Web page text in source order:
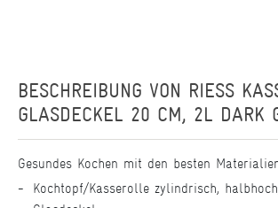
BESCHREIBUNG VON RIESS
GLASDECKEL 20 CM, 2L DARK
Gesundes Kochen mit den besten
Kochtopf/Kasserolle zylindrisch,